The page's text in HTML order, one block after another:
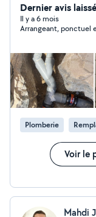
Dépannage Express
Dernier avis
Il y a 6 mois
Arrangeant, ponctuel
Plomberie
Voir le
Mahdi